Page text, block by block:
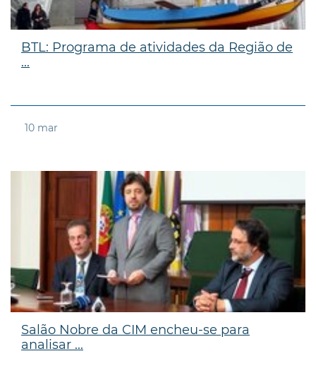
BTL: Programa de atividades da Região de
...
10 mar
Salão Nobre da CIM encheu-se para
analisar ...